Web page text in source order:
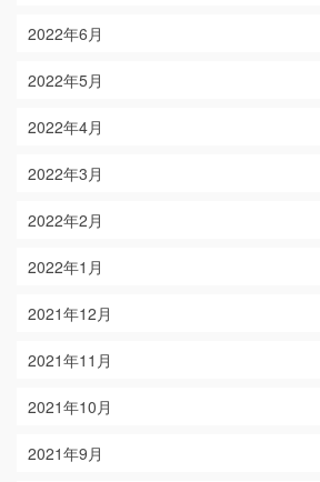
2022年6月
2022年5月
2022年4月
2022年3月
2022年2月
2022年1月
2021年12月
2021年11月
2021年10月
2021年9月